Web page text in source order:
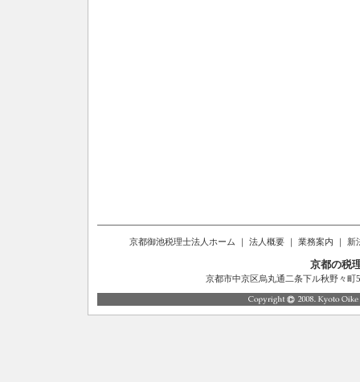
京都御池税理士法人ホーム ｜ 法人概要 ｜ 業務案内 ｜ 新
京都の税
京都市中京区烏丸通二条下ル秋野々